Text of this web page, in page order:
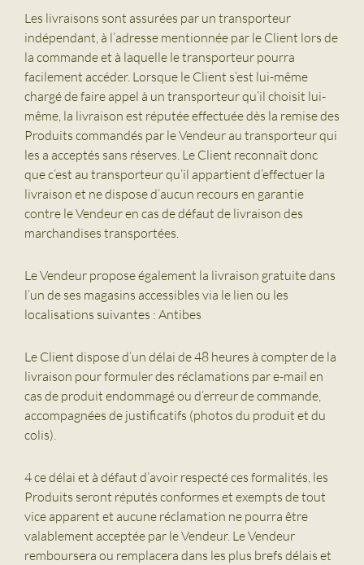
Les livraisons sont assurées par un transporteur
indépendant, à l’adresse mentionnée par le Client lors de
la commande et à laquelle le transporteur pourra
facilement accéder. Lorsque le Client s’est lui-même
chargé de faire appel à un transporteur qu’il choisit lui-
même, la livraison est réputée effectuée dès la remise des
Produits commandés par le Vendeur au transporteur qui
les a acceptés sans réserves. Le Client reconnaît donc
que c’est au transporteur qu’il appartient d’effectuer la
livraison et ne dispose d’aucun recours en garantie
contre le Vendeur en cas de défaut de livraison des
marchandises transportées.
Le Vendeur propose également la livraison gratuite dans
l’un de ses magasins accessibles via le lien ou les
localisations suivantes : Antibes
Le Client dispose d’un délai de 48 heures à compter de la
livraison pour formuler des réclamations par e-mail en
cas de produit endommagé ou d’erreur de commande,
accompagnées de justificatifs (photos du produit et du
colis).
4 ce délai et à défaut d’avoir respecté ces formalités, les
Produits seront réputés conformes et exempts de tout
vice apparent et aucune réclamation ne pourra être
valablement acceptée par le Vendeur. Le Vendeur
remboursera ou remplacera dans les plus brefs délais et